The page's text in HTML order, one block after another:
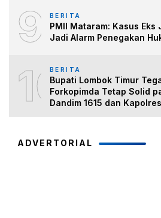
9 BERITA
PMII Mataram: Kasus Eks
Jadi Alarm Penegakan
10BERITA
Bupati Lombok Timur
Forkopimda Tetap Solid
Dandim 1615 dan
ADVERTORIAL